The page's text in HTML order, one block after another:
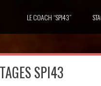
LE COACH “SPI43”
SPI43